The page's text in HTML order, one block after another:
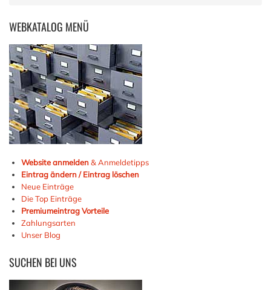
WEBKATALOG MENÜ
Website anmelden& Anmeldetipps
Eintrag ändern / Eintrag löschen
Neue Einträge
Die Top Einträge
Premiumeintrag Vorteile
Zahlungsarten
Unser Blog
SUCHEN BEI UNS